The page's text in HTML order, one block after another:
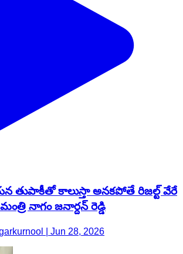
తుపాకీతో కాలుస్తా అనకపోతే రిజల్ట్ వేరే
నాగం జనార్దన్ రెడ్డి
| Jun 28, 2026